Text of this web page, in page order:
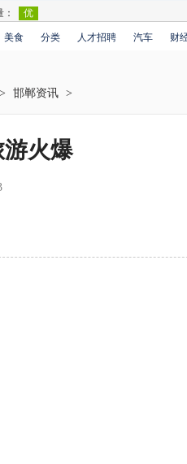
美食 分类 人才招聘 汽车 财
> 邯郸资讯 >
火爆